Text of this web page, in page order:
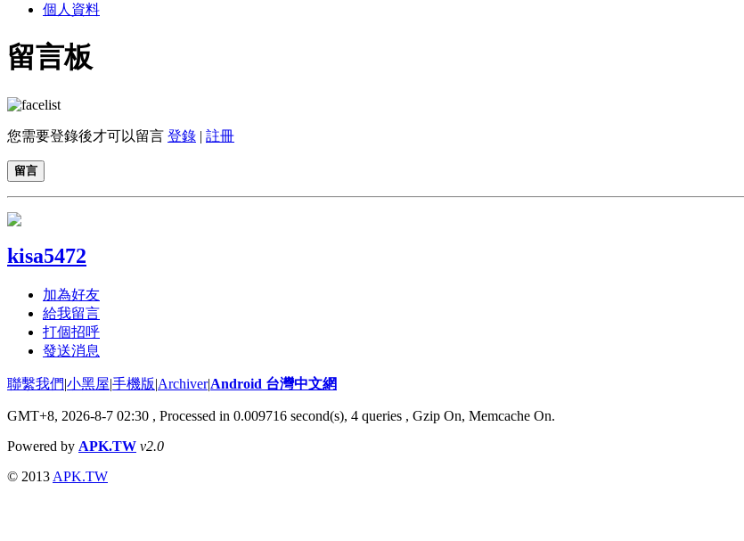
個人資料
留言板
您需要登錄後才可以留言 登錄 | 註冊
留言
kisa5472
加為好友
給我留言
打個招呼
發送消息
聯繫我們|小黑屋|手機版|Archiver|Android 台灣中文網
GMT+8, 2026-8-7 02:30 , Processed in 0.009716 second(s), 4 queries , Gzip On, Memcache On.
Powered by APK.TW v2.0
© 2013 APK.TW